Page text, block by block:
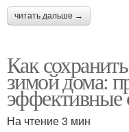
читать дальше →
Как
зимой дома:
эффективные
На чтение 3 мин